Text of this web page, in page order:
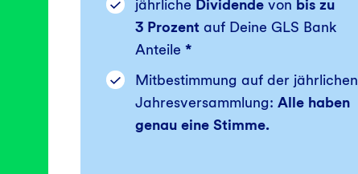
jährliche Dividendevon bis zu
3 Prozent auf Deine GLS Bank
Anteile *
Mitbestimmung auf der jährlichen
Jahresversammlung: Alle haben
genau eine Stimme.